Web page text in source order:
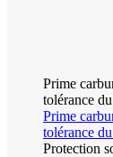
Prime
tolérance
Prime
tolérance
Protection